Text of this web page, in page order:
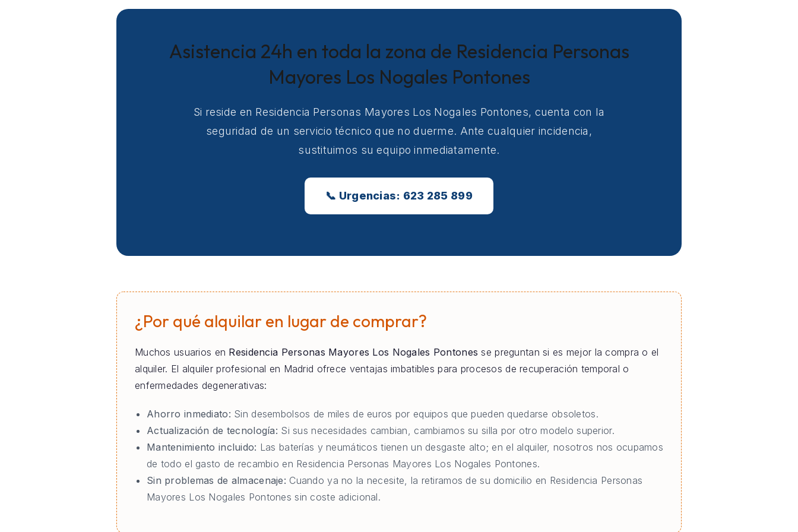
Asistencia 24h en toda la zona de Residencia Personas
Mayores Los Nogales Pontones
Si reside en Residencia Personas Mayores Los Nogales Pontones, cuenta con la
seguridad de un servicio técnico que no duerme. Ante cualquier incidencia,
sustituimos su equipo inmediatamente.
📞 Urgencias: 623 285 899
¿Por qué alquilar en lugar de comprar?
Muchos usuarios en Residencia Personas Mayores Los Nogales Pontones se preguntan si es mejor la compra o el
alquiler. El alquiler profesional en Madrid ofrece ventajas imbatibles para procesos de recuperación temporal o
enfermedades degenerativas:
Ahorro inmediato: Sin desembolsos de miles de euros por equipos que pueden quedarse obsoletos.
Actualización de tecnología: Si sus necesidades cambian, cambiamos su silla por otro modelo superior.
Mantenimiento incluido: Las baterías y neumáticos tienen un desgaste alto; en el alquiler, nosotros nos ocupamos
de todo el gasto de recambio en Residencia Personas Mayores Los Nogales Pontones.
Sin problemas de almacenaje: Cuando ya no la necesite, la retiramos de su domicilio en Residencia Personas
Mayores Los Nogales Pontones sin coste adicional.